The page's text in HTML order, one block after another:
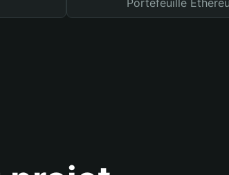
Portefeuille